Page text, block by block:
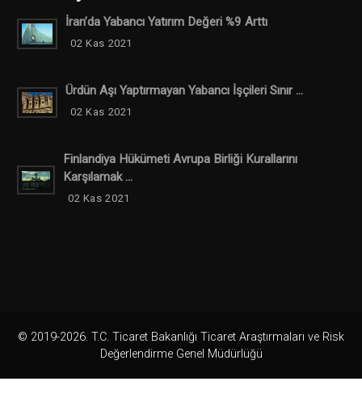
İran’da Yabancı Yatırım Değeri %9 Arttı
02 Kas 2021
Ürdün Aşı Yaptırmayan Yabancı İşçileri Sınır ...
02 Kas 2021
Finlandiya Hükümeti Avrupa Birliği Kurallarını
Karşılamak ...
02 Kas 2021
© 2019-2026. T.C. Ticaret Bakanlığı Ticaret Araştırmaları ve Risk
Değerlendirme Genel Müdürlüğü